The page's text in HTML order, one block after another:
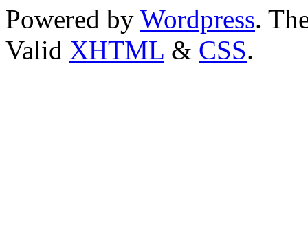
Powered by Wordpress.
Valid XHTML & CSS.